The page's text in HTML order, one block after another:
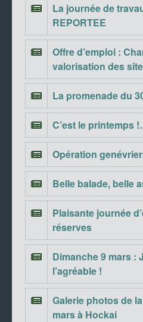
La journée de
REPORTEE
Offre d’emploi :
valorisation des
La promenade du
C’est le printemps
Opération
Belle balade, belle
Plaisante journée
réserves
Dimanche 9 mars :
l’agréable !
Galerie photos de
mars à Hockai